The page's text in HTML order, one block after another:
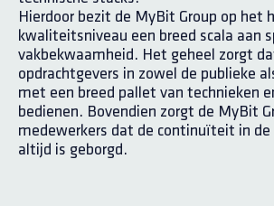
Hierdoor bezit de MyBit Group op het
kwaliteitsniveau een breed scala aan
vakbekwaamheid. Het geheel zorgt
opdrachtgevers in zowel de publieke
met een breed pallet van technieken
bedienen. Bovendien zorgt de MyBit
medewerkers dat de continuïteit in
altijd is geborgd.